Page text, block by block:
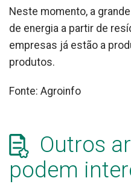
Neste momento, a
de energia a partir de
empresas já estão a
produtos.
Fonte: Agroinfo
Outros
podem